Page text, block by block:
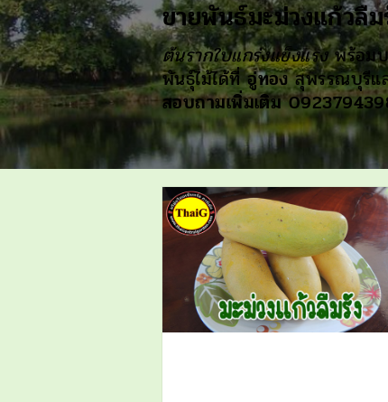
ขายพันธ์มะม่วงแก้วลื
ต้นรากใบแกร่งแข็งแรงพร้อมบ
พันธุ์ไม้ได้ที่อู่ทองสุพรรณบุรีแ
สอบถามเพิ่มเติม